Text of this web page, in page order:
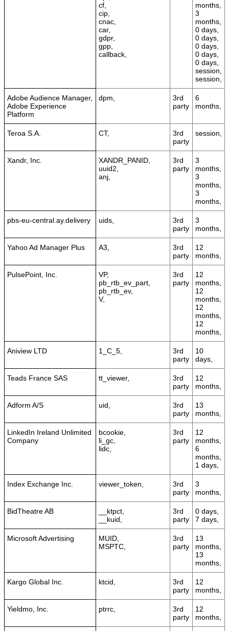
cf,
cip,
cnac,
car,
gdpr,
gpp,
callback,
months,
3
months,
0 days,
0 days,
0 days,
0 days,
0 days,
session,
session,
Adobe Audience Manager,
Adobe Experience
Platform
dpm,
3rd
party
6
months,
Teroa S.A. CT,
3rd
party
session,
Xandr, Inc.
XANDR_PANID,
uuid2,
anj,
3rd
party
3
months,
3
months,
3
months,
pbs-eu-central.ay.delivery uids,
3rd
party
3
months,
Yahoo Ad Manager Plus A3,
3rd
party
12
months,
PulsePoint, Inc.
VP,
pb_rtb_ev_part,
pb_rtb_ev,
V,
3rd
party
12
months,
12
months,
12
months,
12
months,
Aniview LTD 1_C_5,
3rd
party
10
days,
Teads France SAS tt_viewer,
3rd
party
12
months,
Adform A/S uid,
3rd
party
13
months,
LinkedIn Ireland Unlimited
Company
bcookie,
li_gc,
lidc,
3rd
party
12
months,
6
months,
1 days,
Index Exchange Inc. viewer_token,
3rd
party
3
months,
BidTheatre AB
__ktpct,
__kuid,
3rd
party
0 days,
7 days,
Microsoft Advertising
MUID,
MSPTC,
3rd
party
13
months,
13
months,
Kargo Global Inc. ktcid,
3rd
party
12
months,
Yieldmo, Inc. ptrrc,
3rd
party
12
months,